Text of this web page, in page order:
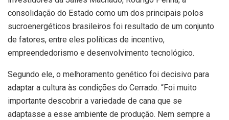
consolidação do Estado como um dos principais polos
sucroenergéticos brasileiros foi resultado de um conjunto
de fatores, entre eles políticas de incentivo,
empreendedorismo e desenvolvimento tecnológico.
Segundo ele, o melhoramento genético foi decisivo para
adaptar a cultura às condições do Cerrado. “Foi muito
importante descobrir a variedade de cana que se
adaptasse a esse ambiente de produção. Nem sempre a